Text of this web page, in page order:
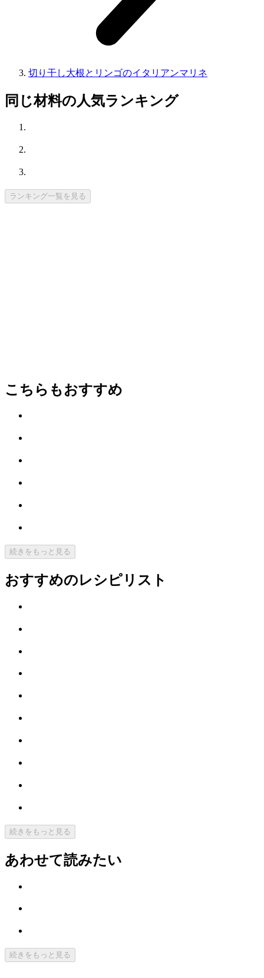
切り干し大根とリンゴのイタリアンマリネ
同じ材料の人気ランキング
ランキング一覧を見る
こちらもおすすめ
続きをもっと見る
おすすめのレシピリスト
続きをもっと見る
あわせて読みたい
続きをもっと見る